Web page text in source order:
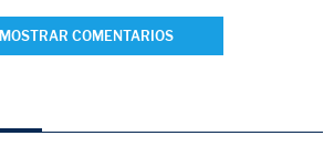
MOSTRAR COMENTARIOS